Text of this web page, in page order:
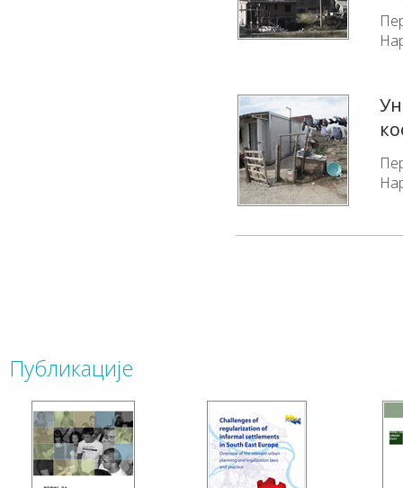
Публикације